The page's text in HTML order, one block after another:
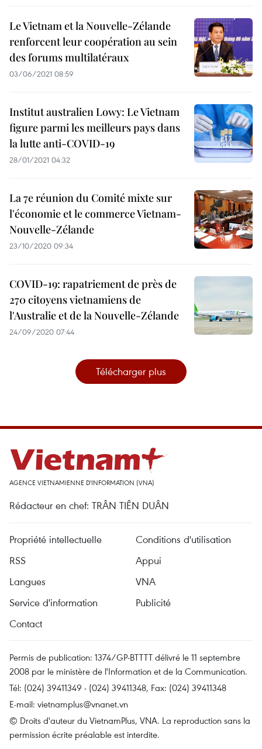
Le Vietnam et la Nouvelle-Zélande
renforcent leur coopération au sein
des forums multilatéraux
03/06/2021 08:59
Institut australien Lowy: Le Vietnam
figure parmi les meilleurs pays dans
la lutte anti-COVID-19
28/01/2021 04:32
La 7e réunion du Comité mixte sur
l'économie et le commerce Vietnam-
Nouvelle-Zélande
23/10/2020 09:34
COVID-19: rapatriement de près de
270 citoyens vietnamiens de
l'Australie et de la Nouvelle-Zélande
24/09/2020 07:44
Télécharger plus
AGENCE VIETNAMIENNE D'INFORMATION (VNA)
Rédacteur en chef: TRÂN TIÊN DUÂN
Propriété intellectuelle
Conditions d'utilisation
RSS
Appui
Langues
VNA
Service d'information
Publicité
Contact
Permis de publication: 1374/GP-BTTTT délivré le 11 septembre
2008 par le ministère de l'Information et de la Communication.
Tél: (024) 39411349 - (024) 39411348, Fax: (024) 39411348
E-mail: vietnamplus@vnanet.vn
© Droits d'auteur du VietnamPlus, VNA. La reproduction sans la
permission écrite préalable est interdite.